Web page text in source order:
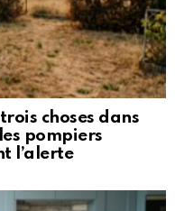
choses dans
pompiers
l’alerte